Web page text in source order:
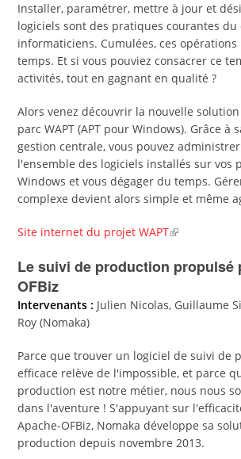
Installer, paramétrer, mettre à jour et
logiciels sont des pratiques courantes
informaticiens. Cumulées, ces
temps. Et si vous pouviez consacrer ce
activités, tout en gagnant en qualité ?
Alors venez découvrir la nouvelle
parc WAPT (APT pour Windows). Grâce à
gestion centrale, vous pouvez
l'ensemble des logiciels installés sur vos
Windows et vous dégager du temps.
complexe devient alors simple et même
Site internet du projet WAPT
Le suivi de production propulsé
OFBiz
Intervenants : Julien Nicolas, Guillaume
Roy (Nomaka)
Parce que trouver un logiciel de suivi de
efficace relève de l'impossible, et parce
production est notre métier, nous nous
dans l'aventure ! S'appuyant sur
Apache-OFBiz, Nomaka développe sa
production depuis novembre 2013.